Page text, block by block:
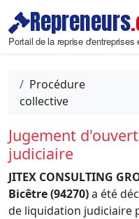
Repreneurs
Portail de la reprise d'entreprises
Procédure
collective
Jugement
judiciaire
JITEX CONSULTING
Bicêtre (94270)a été
de liquidation judiciaire